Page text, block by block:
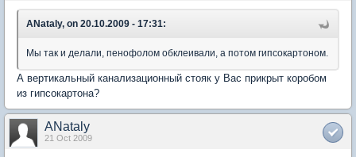
ANataly, on 20.10.2009 - 17:31:
Мы так и делали, пенофолом обклеивали, а потом гипсокартоном.
А вертикальный канализационный стояк у Вас прикрыт коробом
из гипсокартона?
ANataly
21 Oct 2009